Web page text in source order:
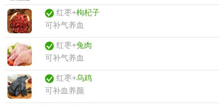
红枣+枸杞子
可补气养血
红枣+兔肉
可补气养血
红枣+乌鸡
可补血养颜